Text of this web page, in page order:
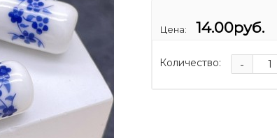
Цена: 14.00руб.
Количество: -